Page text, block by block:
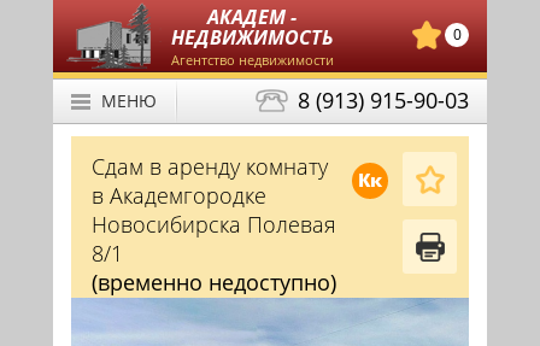
АКАДЕМ -
НЕДВИЖИМОСТЬ
Агентство недвижимости
0
8 (913) 915-90-03
МЕНЮ
Кк
Сдам в аренду комнату
в Академгородке
Новосибирска Полевая
8/1
(временно недоступно)